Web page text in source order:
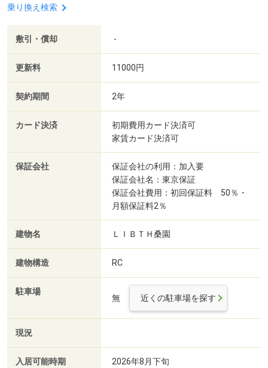
乗り換え検索
敷引・償却 -
更新料 11000円
契約期間 2年
カード決済
初期費用カード決済可
家賃カード決済可
保証会社
保証会社の利用：加入要
保証会社名：東京保証
保証会社費用：初回保証料 50％・
月額保証料2％
建物名 ＬＩＢＴＨ桑園
建物構造 RC
駐車場
無 近くの駐車場を探す
現況
入居可能時期 2026年8月下旬